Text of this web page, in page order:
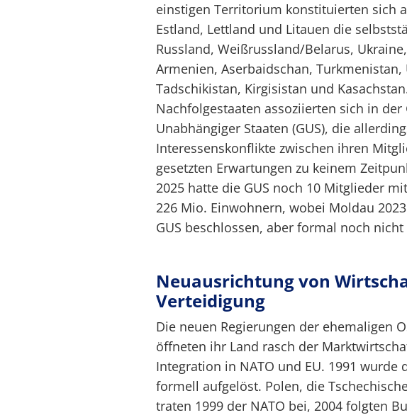
einstigen Territorium konstituierten sich
Estland, Lettland und Litauen die
Russland, Weißrussland/Belarus,
Armenien, Aserbaidschan, Turkmenistan,
Tadschikistan, Kirgisistan und
Nachfolgestaaten assoziierten sich in der
Unabhängiger Staaten (GUS), die
Interessenskonflikte zwischen ihren
gesetzten Erwartungen zu keinem
2025 hatte die GUS noch 10 Mitglieder
226 Mio. Einwohnern, wobei Moldau
GUS beschlossen, aber formal noch
Neuausrichtung von
Verteidigung
Die neuen Regierungen der ehemaligen
öffneten ihr Land rasch der
Integration in NATO und EU. 1991 wurde
formell aufgelöst. Polen, die
traten 1999 der NATO bei, 2004 folgten